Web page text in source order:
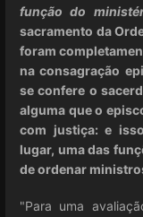
função do
sacramento da
foram
na consagração
se confere o
alguma que o
com justiça: e
lugar, uma das
de ordenar
"Para uma